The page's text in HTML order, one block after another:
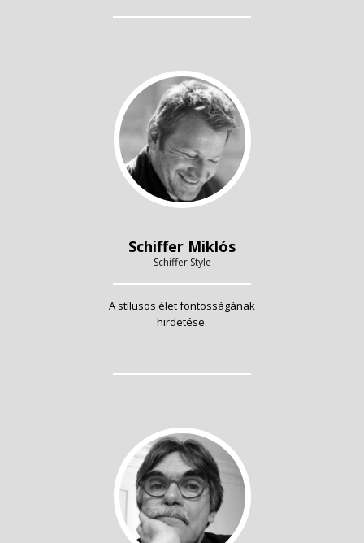
Schiffer Miklós
Schiffer Style
A stílusos élet fontosságának
hirdetése.